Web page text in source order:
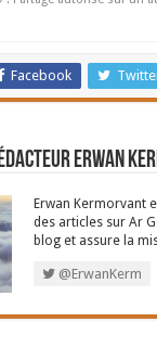
Facebook
Erwan
Erwan Kermorvant
des articles sur Ar
blog et assure la
@ErwanKerm